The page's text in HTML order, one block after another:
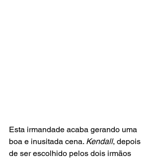
Esta irmandade acaba gerando uma
boa e inusitada cena. Kendall, depois
de ser escolhido pelos dois irmãos